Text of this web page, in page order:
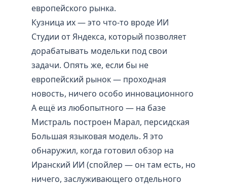
европейского рынка.
Кузница их — это что-то вроде ИИ
Студии от Яндекса, который позволяет
дорабатывать модельки под свои
задачи. Опять же, если бы не
европейский рынок — проходная
новость, ничего особо инновационного
А ещё из любопытного — на базе
Мистраль построен Марал, персидская
Большая языковая модель. Я это
обнаружил, когда готовил обзор на
Иранский ИИ (спойлер — он там есть, но
ничего, заслуживающего отдельного